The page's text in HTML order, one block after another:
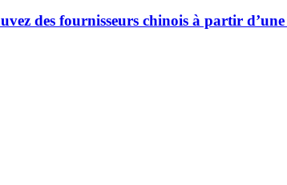
des fournisseurs chinois à partir